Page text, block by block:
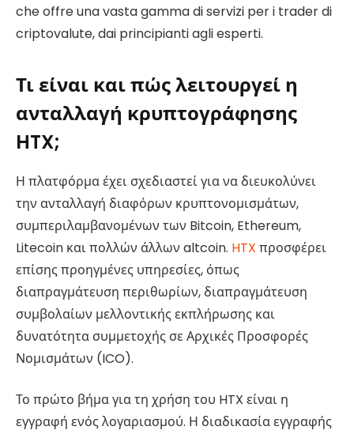
che offre una vasta gamma di servizi per i trader di
criptovalute, dai principianti agli esperti.
Τι είναι και πώς λειτουργεί η
ανταλλαγή κρυπτογράφησης
HTX;
Η πλατφόρμα έχει σχεδιαστεί για να διευκολύνει
την ανταλλαγή διαφόρων κρυπτονομισμάτων,
συμπεριλαμβανομένων των Bitcoin, Ethereum,
Litecoin και πολλών άλλων altcoin. HTX προσφέρει
επίσης προηγμένες υπηρεσίες, όπως
διαπραγμάτευση περιθωρίων, διαπραγμάτευση
συμβολαίων μελλοντικής εκπλήρωσης και
δυνατότητα συμμετοχής σε Αρχικές Προσφορές
Νομισμάτων (ICO).
Το πρώτο βήμα για τη χρήση του HTX είναι η
εγγραφή ενός λογαριασμού. Η διαδικασία εγγραφής